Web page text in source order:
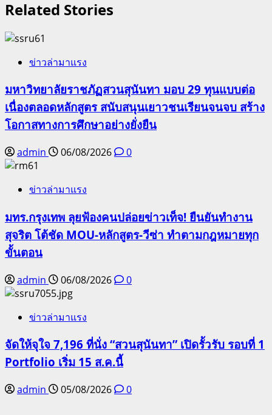
Related Stories
ข่าวล่ามาแรง
มหาวิทยาลัยราชภัฏสวนสุนันทา มอบ 29 ทุนแบบต่อ
เนื่องตลอดหลักสูตร สนับสนุนเยาวชนเรียนจนจบ สร้าง
โอกาสทางการศึกษาอย่างยั่งยืน
admin 06/08/2026 0
ข่าวล่ามาแรง
มทร.กรุงเทพ ลุยฟ้องคนปล่อยข่าวเท็จ! ยืนยันทำงาน
สุจริต โต้ชัด MOU-หลักสูตร-วีซ่า ทำตามกฎหมายทุก
ขั้นตอน
admin 06/08/2026 0
ข่าวล่ามาแรง
จัดให้จุใจ 7,196 ที่นั่ง “สวนสุนันทา” เปิดรั้วรับ รอบที่ 1
Portfolio เริ่ม 15 ส.ค.นี้
admin 05/08/2026 0